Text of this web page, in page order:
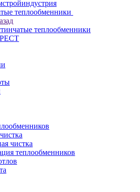
теплообменники
теплообменники
чистка
теплообменников